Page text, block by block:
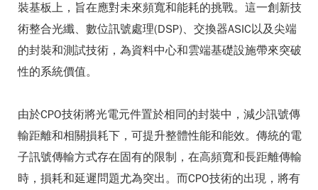
裝基板上，旨在應對未來頻寬和能耗的挑戰。這一創新技
術整合光纖、數位訊號處理(DSP)、交換器ASIC以及尖端
的封裝和測試技術，為資料中心和雲端基礎設施帶來突破
性的系統價值。
由於CPO技術將光電元件置於相同的封裝中，減少訊號傳
輸距離和相關損耗下，可提升整體性能和能效。傳統的電
子訊號傳輸方式存在固有的限制，在高頻寬和長距離傳輸
時，損耗和延遲問題尤為突出。而CPO技術的出現，將有